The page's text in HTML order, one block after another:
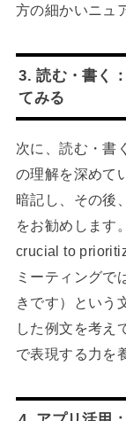
方の細かいニュ
3. 読む・書く
てみる
次に、読む・書
の理解を深めて
暗記し、その後
をお勧めします
crucial to
ミーティングで
きです）という
した例文を考え
で表現する力を